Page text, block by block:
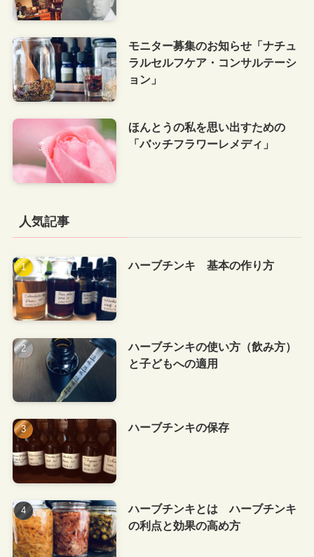
モニター募集のお知らせ「ナチュ
ラルセルフケア・コンサルテーシ
ョン」
ほんとうの私を思い出すための
「バッチフラワーレメディ」
人気記事
ハーブチンキ 基本の作り方
ハーブチンキの使い方（飲み方）
と子どもへの適用
ハーブチンキの保存
ハーブチンキとは ハーブチンキ
の利点と効果の高め方